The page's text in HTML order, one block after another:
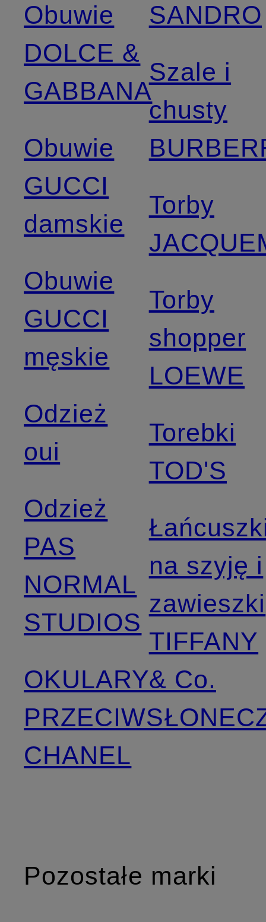
Obuwie
DOLCE &
GABBANA
Obuwie
GUCCI
damskie
Obuwie
GUCCI
męskie
Odzież
oui
Odzież
PAS
NORMAL
STUDIOS
OKULARY
CHANEL
SANDRO
Szale i
chusty
Torby
Torby
shopper
LOEWE
Torebki
TOD'S
na szyję i
zawieszki
TIFFANY
& Co.
Pozostałe marki